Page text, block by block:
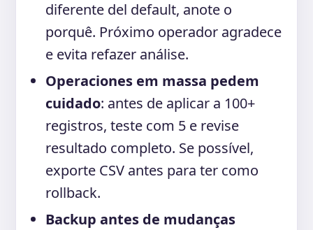
diferente del default, anote o
porquê. Próximo operador agradece
e evita refazer análise.
Operaciones em massa pedem
cuidado: antes de aplicar a 100+
registros, teste com 5 e revise
resultado completo. Se possível,
exporte CSV antes para ter como
rollback.
Backup antes de mudanças